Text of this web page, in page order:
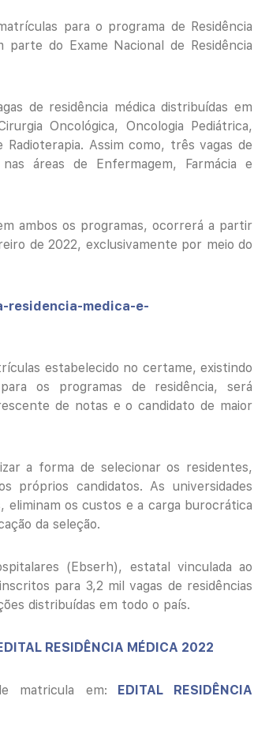
para o programa de Residência
do Exame Nacional de Residência
de residência médica distribuídas em
Oncológica, Oncologia Pediátrica,
Assim como, três vagas de
áreas de Enfermagem, Farmácia e
ambos os programas, ocorrerá a partir
de 2022, exclusivamente por meio do
residencia-medica-e-
estabelecido no certame, existindo
os programas de residência, será
de notas e o candidato de maior
a forma de selecionar os residentes,
próprios candidatos. As universidades
eliminam os custos e a carga burocrática
da seleção.
(Ebserh), estatal vinculada ao
para 3,2 mil vagas de residências
distribuídas em todo o país.
RESIDÊNCIA MÉDICA 2022
matricula em:
EDITAL RESIDÊNCIA